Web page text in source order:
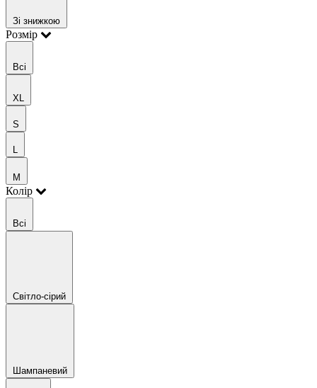
Зі знижкою
Розмір
Всі
XL
S
L
M
Колір
Всі
Світло-сірий
Шампаневий